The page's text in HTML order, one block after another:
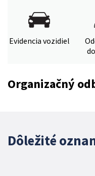
Evidencia vozidiel
Organizačný
Dôležité